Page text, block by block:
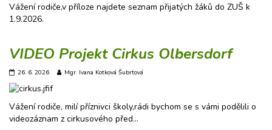
Vážení rodiče,v příloze najdete seznam přijatých žáků do ZUŠ k
1.9.2026.
VIDEO Projekt Cirkus Olbersdorf
26. 6. 2026 Mgr. Ivana Kotková Šubrtová
Vážení rodiče, milí příznivci školy,rádi bychom se s vámi podělili o
videozáznam z cirkusového před…